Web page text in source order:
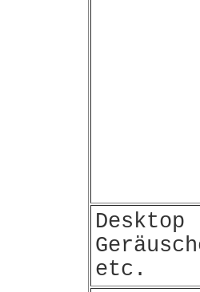
Desktop
etc.